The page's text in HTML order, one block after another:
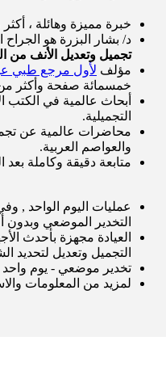
خبرة مميزة وهائلة ، أكثر من 25,000 عملية تجميل
د/ بشار البزرة هو
تجميل وتعديل الأنف من
مؤلف لأول مرجع طبي
خمسمائة صفحة وأكثر
أبحاث عالمية في الكتب
التجميلية.
محاضرات عالمية عن
والعواصم العربية.
متابعة دقيقة وكاملة
عمليات اليوم الواحد ,
التخدير الموضعي وبدون
العيادة مجهزة بأحدث
التجميل وتعديل لتحديد
تخدير موضعي - يوم
لمزيد من المعلومات